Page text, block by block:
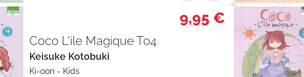
9,95 €
Coco L'ile Magique T04
Keisuke Kotobuki
Ki-oon - Kids